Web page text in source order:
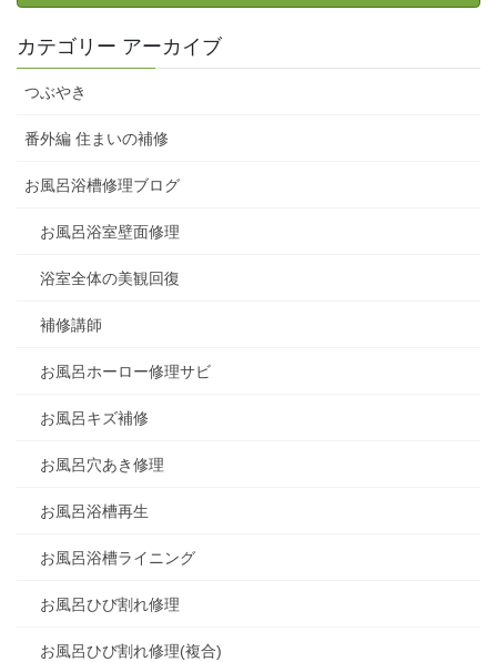
カテゴリー アーカイブ
つぶやき
番外編 住まいの補修
お風呂浴槽修理ブログ
お風呂浴室壁面修理
浴室全体の美観回復
補修講師
お風呂ホーロー修理サビ
お風呂キズ補修
お風呂穴あき修理
お風呂浴槽再生
お風呂浴槽ライニング
お風呂ひび割れ修理
お風呂ひび割れ修理(複合)